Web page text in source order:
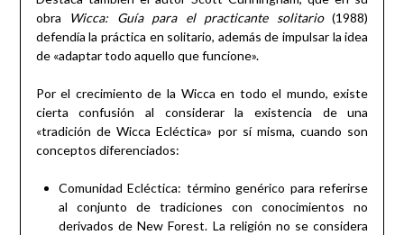
obra
Wicca: Guía para el practicante solitario(1988)
defendía la práctica en solitario, además de impulsar la idea
de «adaptar todo aquello que funcione».
Por el crecimiento de la Wicca en todo el mundo, existe
cierta confusión al considerar la existencia de una
«tradición de Wicca Ecléctica» por sí misma, cuando son
conceptos diferenciados:
Comunidad Ecléctica: término genérico para referirse
al conjunto de tradiciones con conocimientos no
derivados de New Forest. La religión no se considera